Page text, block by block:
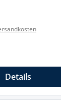
Details